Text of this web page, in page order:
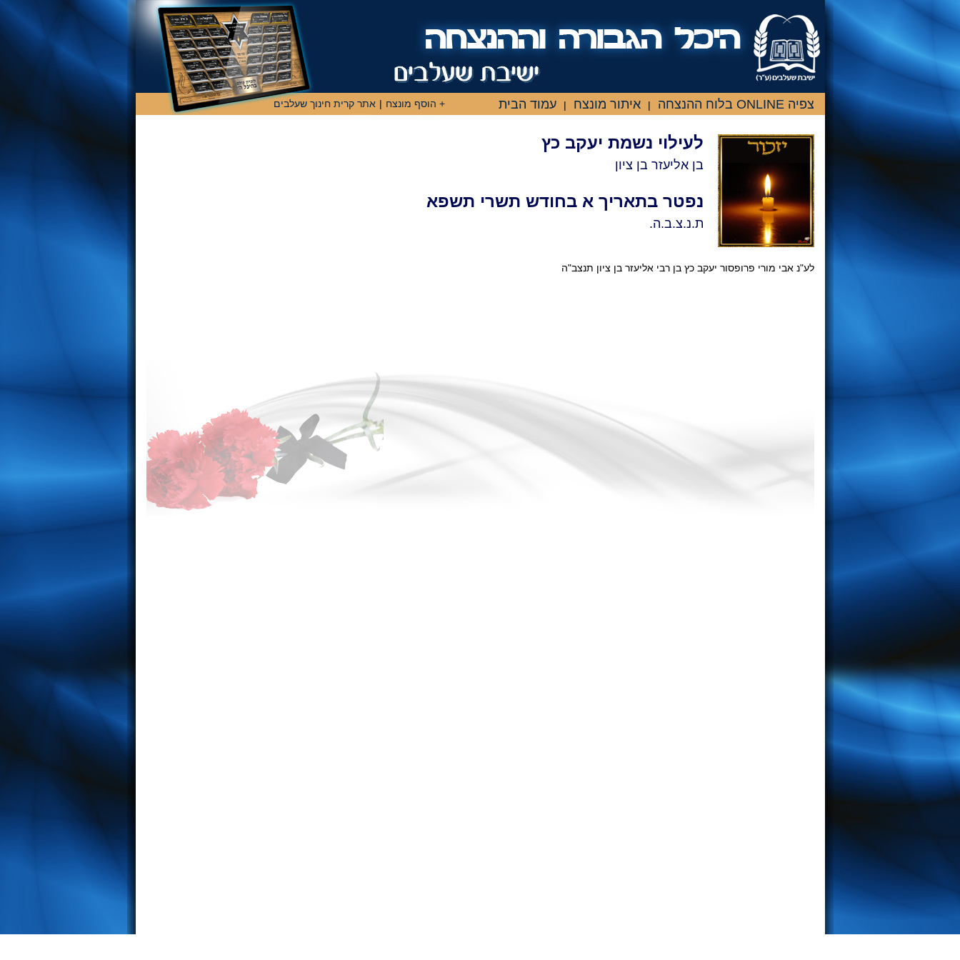
צפיה ONLINE בלוח ההנצחה | איתור מונצח | עמוד הבית + הוסף מונצח | אתר קרית חינוך שעלבים
לעילוי נשמת יעקב כץ
בן אליעזר בן ציון
נפטר בתאריך א בחודש תשרי תשפא
ת.נ.צ.ב.ה.
לע"נ אבי מורי פרופסור יעקב כץ בן רבי אליעזר בן ציון תנצב"ה